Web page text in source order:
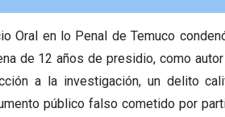
Oral en lo Penal de Temuco
de 12 años de presidio, como
a la investigación, un delito
público falso cometido por